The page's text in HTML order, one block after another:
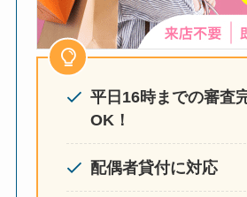
平日16時までの審査
OK！
配偶者貸付に対応